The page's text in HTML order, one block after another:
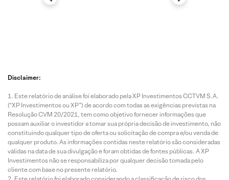
Disclaimer:
Este relatório de análise foi elaborado pela XP Investimentos CCTVM S.A.
(“XP Investimentos ou XP”) de acordo com todas as exigências previstas na
Resolução CVM 20/2021, tem como objetivo fornecer informações que
possam auxiliar o investidor a tomar sua própria decisão de investimento, não
constituindo qualquer tipo de oferta ou solicitação de compra e/ou venda de
qualquer produto. As informações contidas neste relatório são consideradas
válidas na data de sua divulgação e foram obtidas de fontes públicas. A XP
Investimentos não se responsabiliza por qualquer decisão tomada pelo
cliente com base no presente relatório.